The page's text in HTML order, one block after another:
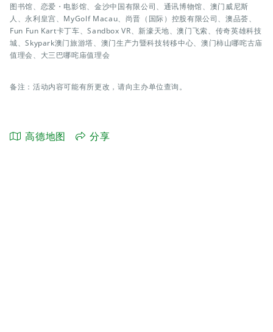
图书馆、恋爱・电影馆、金沙中国有限公司、通讯博物馆、澳门威尼斯
人、永利皇宫、MyGolf Macau、尚晋（国际）控股有限公司、澳品荟、
Fun Fun Kart卡丁车、Sandbox VR、新濠天地、澳门飞索、传奇英雄科技
城、Skypark澳门旅游塔、澳门生产力暨科技转移中心、澳门柿山哪咤古庙
值理会、大三巴哪咤庙值理会
备注：活动内容可能有所更改，请向主办单位查询。
高德地图 分享